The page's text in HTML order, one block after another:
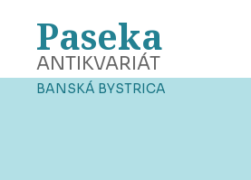
Paseka
ANTIKVARIÁT
BANSKÁ BYSTRICA